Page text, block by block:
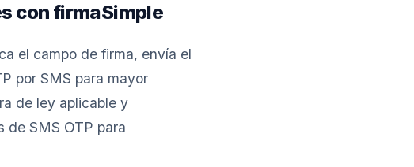
con firmaSimple
el campo de firma, envía el
por SMS para mayor
de ley aplicable y
de SMS OTP para